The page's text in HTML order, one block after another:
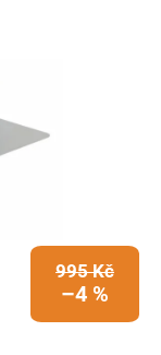
995 Kč
–4 %